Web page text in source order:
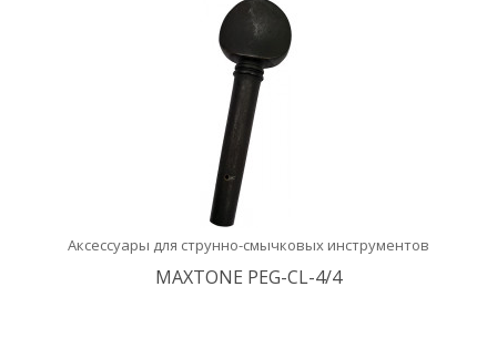
Аксессуары для струнно-смычковых инструментов
MAXTONE PEG-CL-4/4